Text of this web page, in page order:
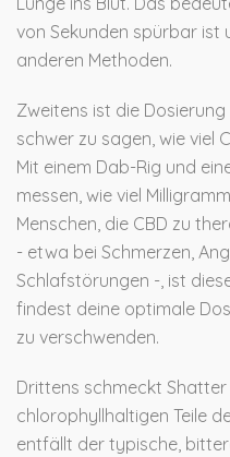
von Sekunden spürbar ist
anderen Methoden.
Zweitens ist die
schwer zu sagen, wie viel
Mit einem Dab-Rig und
messen, wie viel
Menschen, die CBD zu
- etwa bei Schmerzen,
Schlafstörungen -, ist
findest deine optimale
zu verschwenden.
Drittens schmeckt
chlorophyllhaltigen Teile
entfällt der typische,